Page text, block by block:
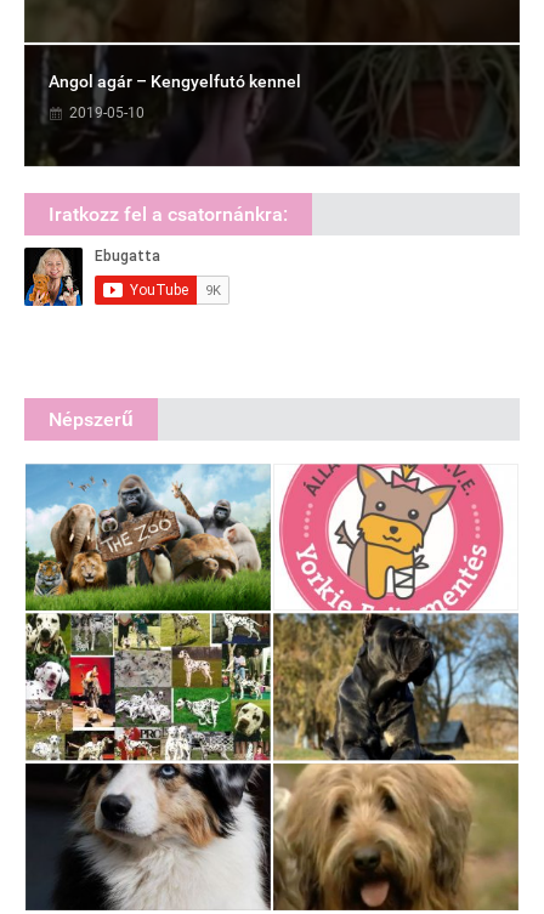
Angol agár – Kengyelfutó kennel
2019-05-10
Iratkozz fel a csatornánkra:
Népszerű